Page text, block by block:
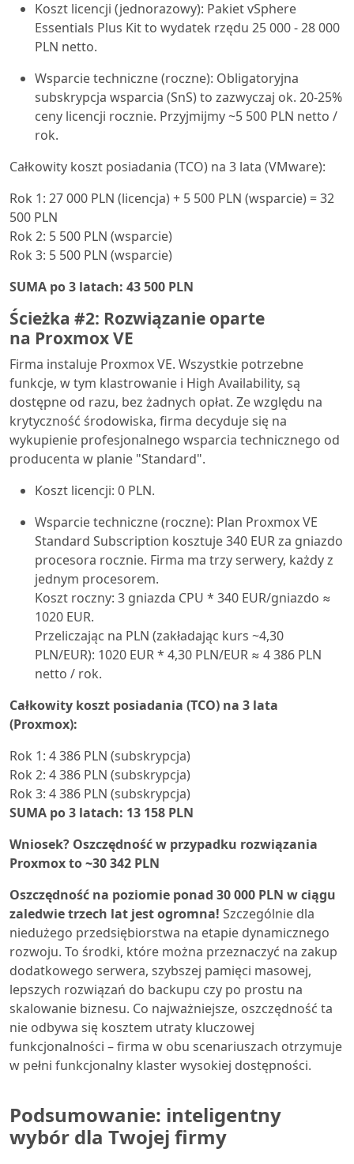
Koszt licencji (jednorazowy): Pakiet vSphere
Essentials Plus Kit to wydatek rzędu 25 000 - 28 000
PLN netto.
Wsparcie techniczne (roczne): Obligatoryjna
subskrypcja wsparcia (SnS) to zazwyczaj ok. 20-25%
ceny licencji rocznie. Przyjmijmy ~5 500 PLN netto /
rok.
Całkowity koszt posiadania (TCO) na 3 lata (VMware):
Rok 1: 27 000 PLN (licencja) + 5 500 PLN (wsparcie) = 32
500 PLN
Rok 2: 5 500 PLN (wsparcie)
Rok 3: 5 500 PLN (wsparcie)
SUMA po 3 latach: 43 500 PLN
Ścieżka #2: Rozwiązanie oparte
na Proxmox VE
Firma instaluje Proxmox VE. Wszystkie potrzebne
funkcje, w tym klastrowanie i High Availability, są
dostępne od razu, bez żadnych opłat. Ze względu na
krytyczność środowiska, firma decyduje się na
wykupienie profesjonalnego wsparcia technicznego od
producenta w planie "Standard".
Koszt licencji: 0 PLN.
Wsparcie techniczne (roczne): Plan Proxmox VE
Standard Subscription kosztuje 340 EUR za gniazdo
procesora rocznie. Firma ma trzy serwery, każdy z
jednym procesorem.
Koszt roczny: 3 gniazda CPU * 340 EUR/gniazdo ≈
1020 EUR.
Przeliczając na PLN (zakładając kurs ~4,30
PLN/EUR): 1020 EUR * 4,30 PLN/EUR ≈ 4 386 PLN
netto / rok.
Całkowity koszt posiadania (TCO) na 3 lata
(Proxmox):
Rok 1: 4 386 PLN (subskrypcja)
Rok 2: 4 386 PLN (subskrypcja)
Rok 3: 4 386 PLN (subskrypcja)
SUMA po 3 latach: 13 158 PLN
Wniosek? Oszczędność w przypadku rozwiązania
Proxmox to ~30 342 PLN
Oszczędność na poziomie ponad 30 000 PLN w ciągu
zaledwie trzech lat jest ogromna! Szczególnie dla
niedużego przedsiębiorstwa na etapie dynamicznego
rozwoju. To środki, które można przeznaczyć na zakup
dodatkowego serwera, szybszej pamięci masowej,
lepszych rozwiązań do backupu czy po prostu na
skalowanie biznesu. Co najważniejsze, oszczędność ta
nie odbywa się kosztem utraty kluczowej
funkcjonalności – firma w obu scenariuszach otrzymuje
w pełni funkcjonalny klaster wysokiej dostępności.
Podsumowanie: inteligentny
wybór dla Twojej firmy